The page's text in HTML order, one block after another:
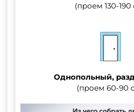
(проем 130-190
Однопольный,
(проем 60-90